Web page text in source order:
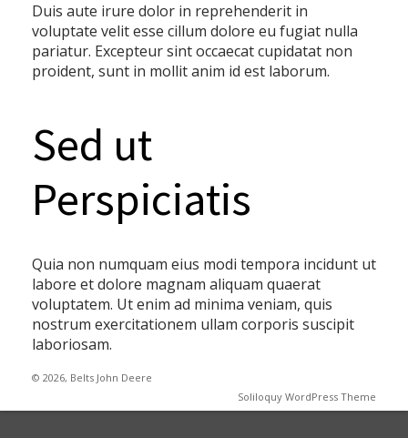
Duis aute irure dolor in reprehenderit in
voluptate velit esse cillum dolore eu fugiat nulla
pariatur. Excepteur sint occaecat cupidatat non
proident, sunt in mollit anim id est laborum.
Sed ut
Perspiciatis
Quia non numquam eius modi tempora incidunt ut
labore et dolore magnam aliquam quaerat
voluptatem. Ut enim ad minima veniam, quis
nostrum exercitationem ullam corporis suscipit
laboriosam.
© 2026, Belts John Deere
Soliloquy WordPress Theme